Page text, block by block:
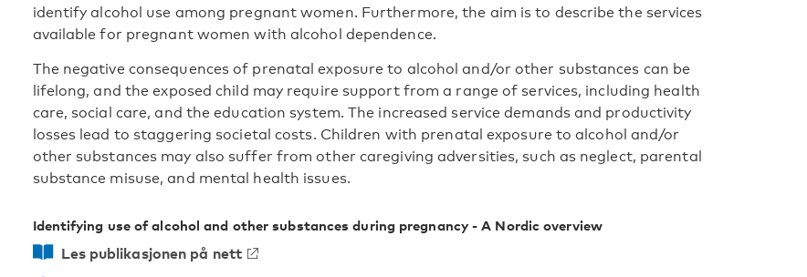
identify alcohol use among pregnant women. Furthermore, the aim is to describe the services
available for pregnant women with alcohol dependence.
The negative consequences of prenatal exposure to alcohol and/or other substances can be
lifelong, and the exposed child may require support from a range of services, including health
care, social care, and the education system. The increased service demands and productivity
losses lead to staggering societal costs. Children with prenatal exposure to alcohol and/or
other substances may also suffer from other caregiving adversities, such as neglect, parental
substance misuse, and mental health issues.
Identifying use of alcohol and other substances during ­pregnancy - A Nordic overview
Les publikasjonen på nett